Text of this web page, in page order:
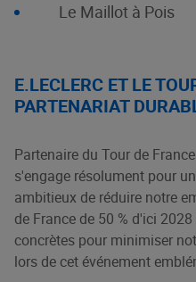
Le Maillot à Pois
E.LECLERC ET LE
PARTENARIAT
Partenaire du Tour de
s'engage résolument pour
ambitieux de réduire notre
de France de 50 % d'ici
concrètes pour minimiser
lors de cet événement